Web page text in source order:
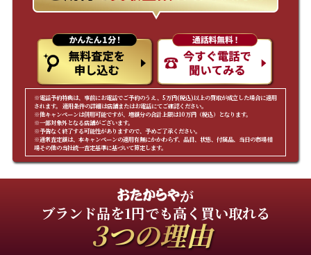
※電話予約特典は、事前にお電話でご予約のうえ、5万円(税込)以上の買取が成立した場合に適用
されます。 適用条件の詳細は店舗またはお電話にてご確認ください。
※他キャンペーンは併用可能ですが、増額分の合計上限は10万円（税込）となります。
※一部対象外となる店舗がございます。
※予告なく終了する可能性がありますので、予めご了承ください。
※通常査定額は、本キャンペーンの適用有無にかかわらず、品目、状態、付属品、当日の市場相
場その他の当社統一査定基準に基づいて算定します。
が
ブランド品を1円でも高く買い取れる
3つの理由